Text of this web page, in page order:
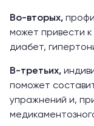
Во-вторых,
может привести
диабет,
В-третьих,
поможет
упражнений и,